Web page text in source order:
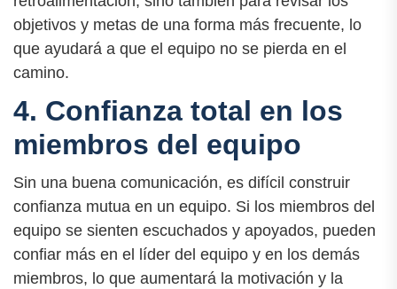
objetivos y metas de una forma más frecuente, lo
que ayudará a que el equipo no se pierda en el
camino.
4. Confianza total en los
miembros del equipo
Sin una buena comunicación, es difícil construir
confianza mutua en un equipo. Si los miembros del
equipo se sienten escuchados y apoyados, pueden
confiar más en el líder del equipo y en los demás
miembros, lo que aumentará la motivación y la